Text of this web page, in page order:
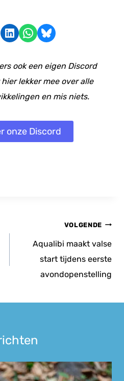
Delen op LinkedIn Delen via WhatsApp Share on Bluesky
ook een eigen Discord
lekker mee over alle
en mis niets.
onze Discord
VOLGENDE
Aqualibi maakt valse
start tijdens eerste
avondopenstelling